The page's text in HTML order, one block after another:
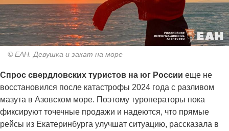
© ЕАН. Девушка и закат на море
Спрос свердловских туристов на юг России еще не
восстановился после катастрофы 2024 года с разливом
мазута в Азовском море. Поэтому туроператоры пока
фиксируют точечные продажи и надеются, что прямые
рейсы из Екатеринбурга улучшат ситуацию, рассказала в